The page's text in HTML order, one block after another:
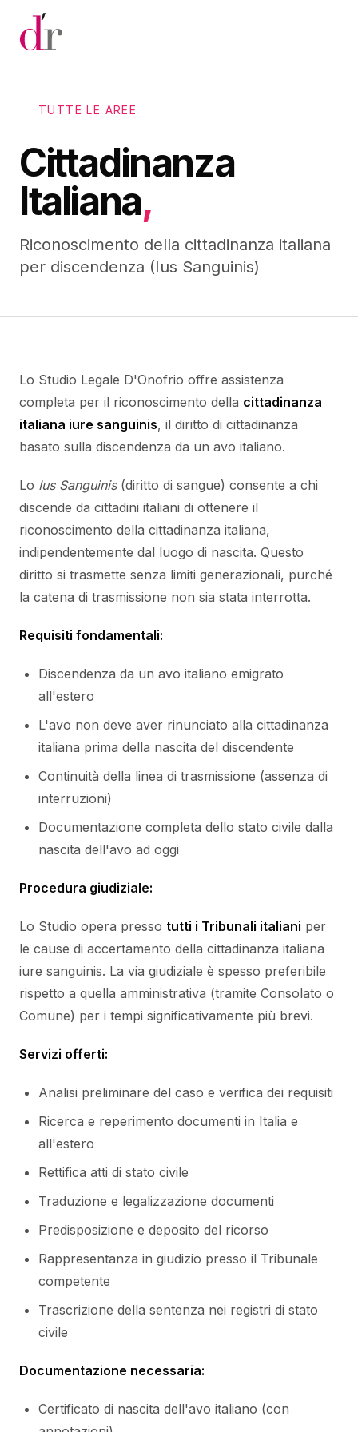
Vai al contenuto principale
TUTTE LE AREE
Cittadinanza
Italiana,
Riconoscimento della cittadinanza italiana
per discendenza (Ius Sanguinis)
Lo Studio Legale D'Onofrio offre assistenza
completa per il riconoscimento della cittadinanza
italiana iure sanguinis, il diritto di cittadinanza
basato sulla discendenza da un avo italiano.
Lo Ius Sanguinis(diritto di sangue) consente a chi
discende da cittadini italiani di ottenere il
riconoscimento della cittadinanza italiana,
indipendentemente dal luogo di nascita. Questo
diritto si trasmette senza limiti generazionali, purché
la catena di trasmissione non sia stata interrotta.
Requisiti fondamentali:
Discendenza da un avo italiano emigrato
all'estero
L'avo non deve aver rinunciato alla cittadinanza
italiana prima della nascita del discendente
Continuità della linea di trasmissione (assenza di
interruzioni)
Documentazione completa dello stato civile dalla
nascita dell'avo ad oggi
Procedura giudiziale:
Lo Studio opera presso tutti i Tribunali italiani per
le cause di accertamento della cittadinanza italiana
iure sanguinis. La via giudiziale è spesso preferibile
rispetto a quella amministrativa (tramite Consolato o
Comune) per i tempi significativamente più brevi.
Servizi offerti:
Analisi preliminare del caso e verifica dei requisiti
Ricerca e reperimento documenti in Italia e
all'estero
Rettifica atti di stato civile
Traduzione e legalizzazione documenti
Predisposizione e deposito del ricorso
Rappresentanza in giudizio presso il Tribunale
competente
Trascrizione della sentenza nei registri di stato
civile
Documentazione necessaria:
Certificato di nascita dell'avo italiano (con